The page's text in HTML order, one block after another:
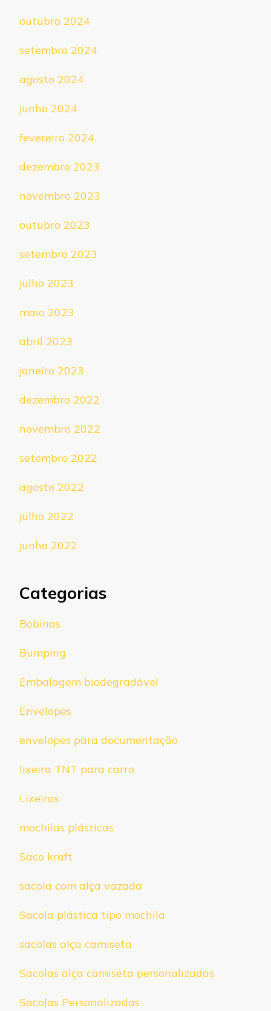
outubro 2024
setembro 2024
agosto 2024
junho 2024
fevereiro 2024
dezembro 2023
novembro 2023
outubro 2023
setembro 2023
julho 2023
maio 2023
abril 2023
janeiro 2023
dezembro 2022
novembro 2022
setembro 2022
agosto 2022
julho 2022
junho 2022
Categorias
Bobinas
Bumping
Embalagem biodegradável
Envelopes
envelopes para documentação
lixeira TNT para carro
Lixeiras
mochilas plásticas
Saco kraft
sacola com alça vazada
Sacola plástica tipo mochila
sacolas alça camiseta
Sacolas alça camiseta personalizadas
Sacolas Personalizadas